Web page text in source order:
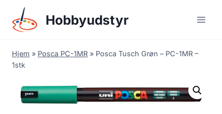
content
Hobbyudstyr
Hjem » Posca PC-1MR » Posca Tusch Grøn – PC-1MR –
1stk